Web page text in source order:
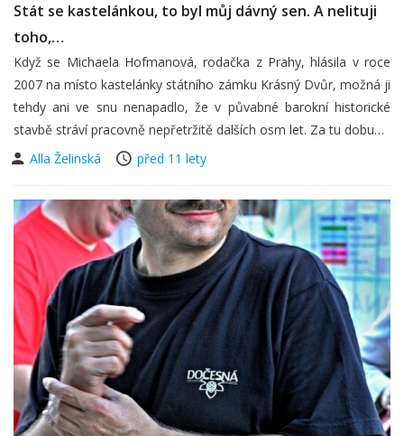
Stát se kastelánkou, to byl můj dávný sen. A nelituji
toho,…
Když se Michaela Hofmanová, rodačka z Prahy, hlásila v roce
2007 na místo kastelánky státního zámku Krásný Dvůr, možná ji
tehdy ani ve snu nenapadlo, že v půvabné barokní historické
stavbě stráví pracovně nepřetržitě dalších osm let. Za tu dobu…
Alla Želinská
před 11 lety